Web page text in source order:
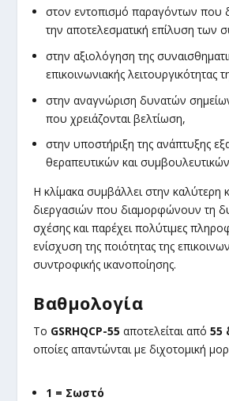
στον εντοπισμό παραγόντων που
την αποτελεσματική επίλυση των
στην αξιολόγηση της
επικοινωνιακής λειτουργικότητας
στην αναγνώριση δυνατών
που χρειάζονται βελτίωση,
στην υποστήριξη της ανάπτυξης
θεραπευτικών και
Η κλίμακα συμβάλλει στην καλύτερη
διεργασιών που διαμορφώνουν τη
σχέσης και παρέχει πολύτιμες
ενίσχυση της ποιότητας της
συντροφικής ικανοποίησης.
Βαθμολογία
Το GSRHQCP-55 αποτελείται από55
οποίες απαντώνται με διχοτομική
1 = Σωστό